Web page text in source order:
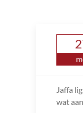
Jaffa
wat